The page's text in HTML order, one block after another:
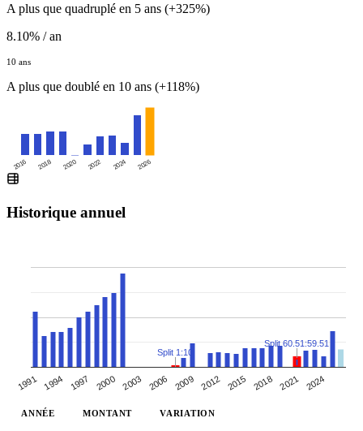
A plus que quadruplé en 5 ans (+325%)
8.10% / an
10 ans
A plus que doublé en 10 ans (+118%)
2016 2018 2020 2022 2024 2026
Historique annuel
1991 1994 1997 2000 2003 2006 2009 2012 2015 2018 2021 2024
Split 1:10
Split 60.51:59.51
ANNÉE MONTANT VARIATION